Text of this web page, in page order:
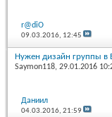
r@diO
09.03.2016, 12:45
Нужен дизайн группы
Saymon118, 29.01.2016
Даниил
04.03.2016,21:59